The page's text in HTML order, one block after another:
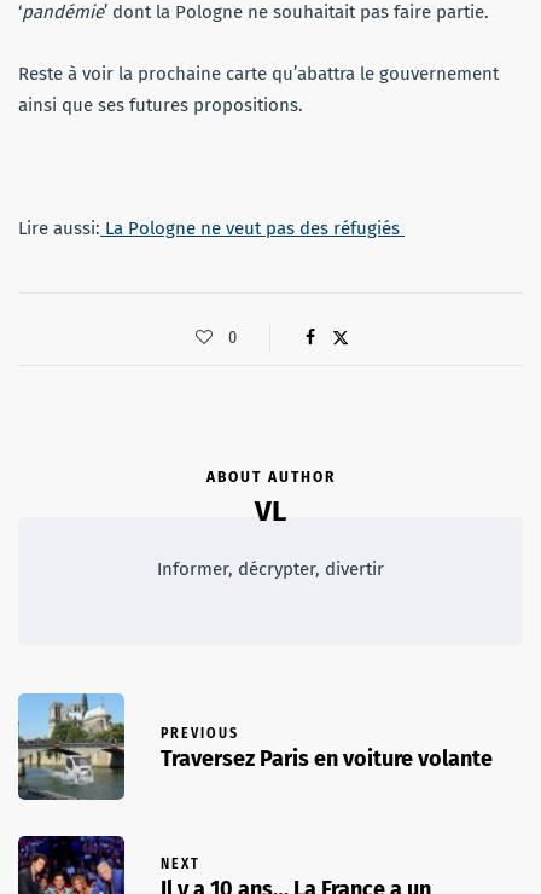
‘pandémie’ dont la Pologne ne souhaitait pas faire partie.
Reste à voir la prochaine carte qu’abattra le gouvernement
ainsi que ses futures propositions.
Lire aussi: La Pologne ne veut pas des réfugiés
0
ABOUT AUTHOR
VL
Informer, décrypter, divertir
PREVIOUS
Traversez Paris en voiture volante
NEXT
Il y a 10 ans… La France a un